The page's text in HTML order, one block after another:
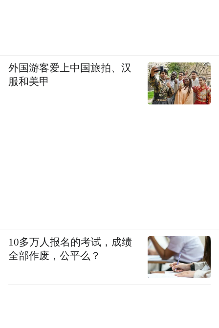
外国游客爱上中国旅拍、汉
服和美甲
10多万人报名的考试，成绩
全部作废，公平么？